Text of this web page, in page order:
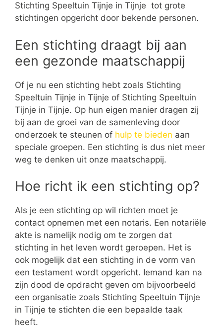
Stichting Speeltuin Tijnje in Tijnje tot grote
stichtingen opgericht door bekende personen.
Een stichting draagt bij aan
een gezonde maatschappij
Of je nu een stichting hebt zoals Stichting
Speeltuin Tijnje in Tijnje of Stichting Speeltuin
Tijnje in Tijnje. Op hun eigen manier dragen zij
bij aan de groei van de samenleving door
onderzoek te steunen of hulp te bieden aan
speciale groepen. Een stichting is dus niet meer
weg te denken uit onze maatschappij.
Hoe richt ik een stichting op?
Als je een stichting op wil richten moet je
contact opnemen met een notaris. Een notariële
akte is namelijk nodig om te zorgen dat
stichting in het leven wordt geroepen. Het is
ook mogelijk dat een stichting in de vorm van
een testament wordt opgericht. Iemand kan na
zijn dood de opdracht geven om bijvoorbeeld
een organisatie zoals Stichting Speeltuin Tijnje
in Tijnje te stichten die een bepaalde taak
heeft.